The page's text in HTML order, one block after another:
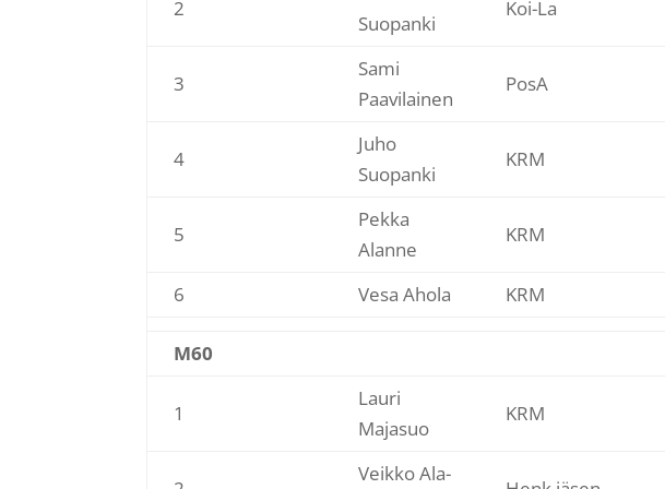
2
Suopanki
Koi-La
3
Sami
Paavilainen
PosA
4
Juho
Suopanki
KRM
5
Pekka
Alanne
KRM
6 Vesa Ahola KRM
M60
1
Lauri
Majasuo
KRM
Veikko Ala-